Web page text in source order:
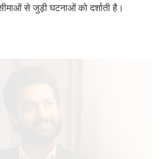
से जुड़ी घटनाओं को दर्शाती है।